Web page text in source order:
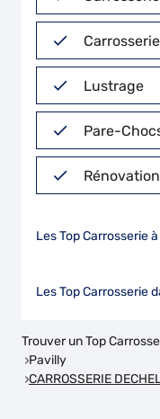
Lustrage
Pare-
Les Top Carrosserie
Les Top Carrosserie
Trouver un Top
Pavilly
CARROSSERIE